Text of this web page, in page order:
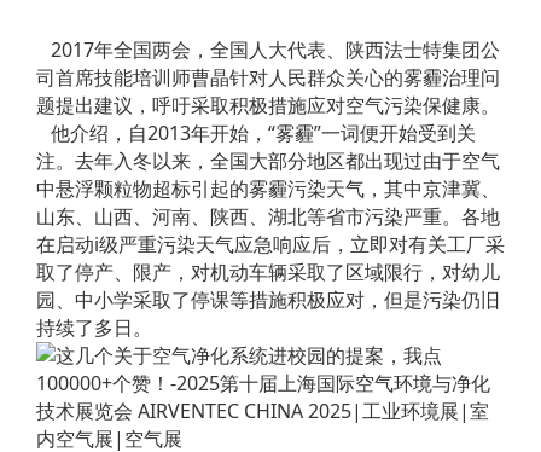
2017年全国两会，全国人大代表、陕西法士特集团公
司首席技能培训师曹晶针对人民群众关心的雾霾治理问
题提出建议，呼吁采取积极措施应对空气污染保健康。
他介绍，自2013年开始，“雾霾”一词便开始受到关
注。去年入冬以来，全国大部分地区都出现过由于空气
中悬浮颗粒物超标引起的雾霾污染天气，其中京津冀、
山东、山西、河南、陕西、湖北等省市污染严重。各地
在启动i级严重污染天气应急响应后，立即对有关工厂采
取了停产、限产，对机动车辆采取了区域限行，对幼儿
园、中小学采取了停课等措施积极应对，但是污染仍旧
持续了多日。